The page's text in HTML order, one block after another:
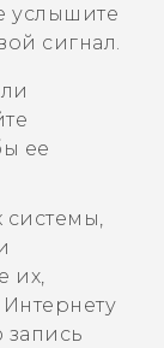
услышите
сигнал.
ее
их,
запись